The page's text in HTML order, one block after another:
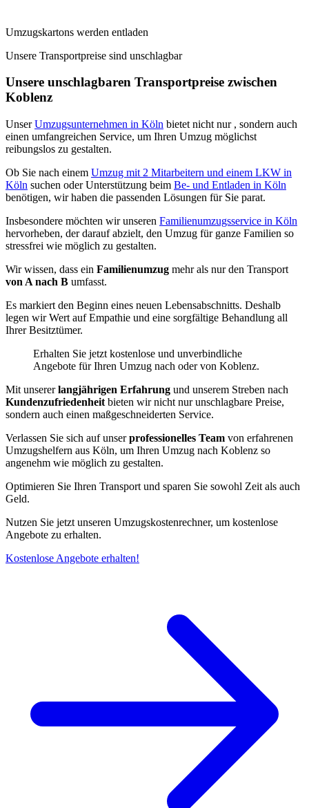
Umzugskartons werden entladen
Unsere Transportpreise sind unschlagbar
Unsere unschlagbaren Transportpreise zwischen
Koblenz
UnserUmzugsunternehmen in Köln bietet nicht nur , sondern auch
einen umfangreichen Service, um Ihren Umzug möglichst
reibungslos zu gestalten.
Ob Sie nach einem Umzug mit 2 Mitarbeitern und einem LKW in
Köln suchen oder Unterstützung beim Be- und Entladen in Köln
benötigen, wir haben die passenden Lösungen für Sie parat.
Insbesondere möchten wir unseren Familienumzugsservice in Köln
hervorheben, der darauf abzielt, den Umzug für ganze Familien so
stressfrei wie möglich zu gestalten.
Wir wissen, dass ein Familienumzug mehr als nur den Transport
von A nach B umfasst.
Es markiert den Beginn eines neuen Lebensabschnitts. Deshalb
legen wir Wert auf Empathie und eine sorgfältige Behandlung all
Ihrer Besitztümer.
Erhalten Sie jetzt kostenlose und unverbindliche
Angebote für Ihren Umzug nach oder von Koblenz.
Mit unsererlangjährigen Erfahrung und unserem Streben nach
Kundenzufriedenheit bieten wir nicht nur unschlagbare Preise,
sondern auch einen maßgeschneiderten Service.
Verlassen Sie sich auf unserprofessionelles Team von erfahrenen
Umzugshelfern aus Köln, um Ihren Umzug nach Koblenz so
angenehm wie möglich zu gestalten.
Optimieren Sie Ihren Transport und sparen Sie sowohl Zeit als auch
Geld.
Nutzen Sie jetzt unseren Umzugskostenrechner, um kostenlose
Angebote zu erhalten.
Kostenlose Angebote erhalten!